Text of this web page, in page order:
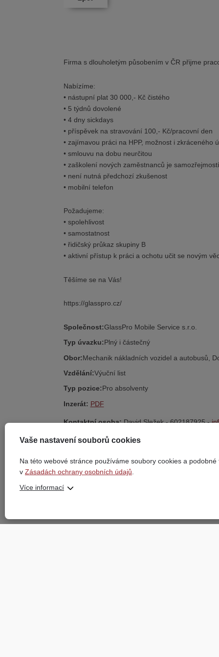
Firma s dlouholetým působením v ČR přijme
Nabízíme:
• nástupní plat 30 000,- Kč čistého
• 5 týdnů dovolené
• 4 dny sickdays
• příspěvek na stravování 100,- Kč/pracovní den
• zajímavou práci na HPP, možnost i zkráceného
• smlouvu na dobu neurčitou
• zaškolení nových zaměstnanců je samozřejmostí
• není nutná předchozí zkušenost
• mobilní telefon
Požadujeme:
• spolehlivost
• samostatnost
• řidičský průkaz skupiny B
• aktivní přístup k práci a ochotu učit se novým
Těšíme se na Vás!
https://glasspro.cz/
Společnost:GlassPro Mobile Service s.r.o.
Typ úvazku: Plný i částečný
Obor:Mechanik nákladních vozidel a autobusů,
Vzdělání:Výuční list
Typ pozice: Pro absolventy
Inzerát: PDF
Kontaktní osoba:David Sležek - 602187925 -
Vaše nastavení souborů cookies
Na této webové stránce používáme soubory cookies a
v Zásadách ochrany osobních údajů
Více informací